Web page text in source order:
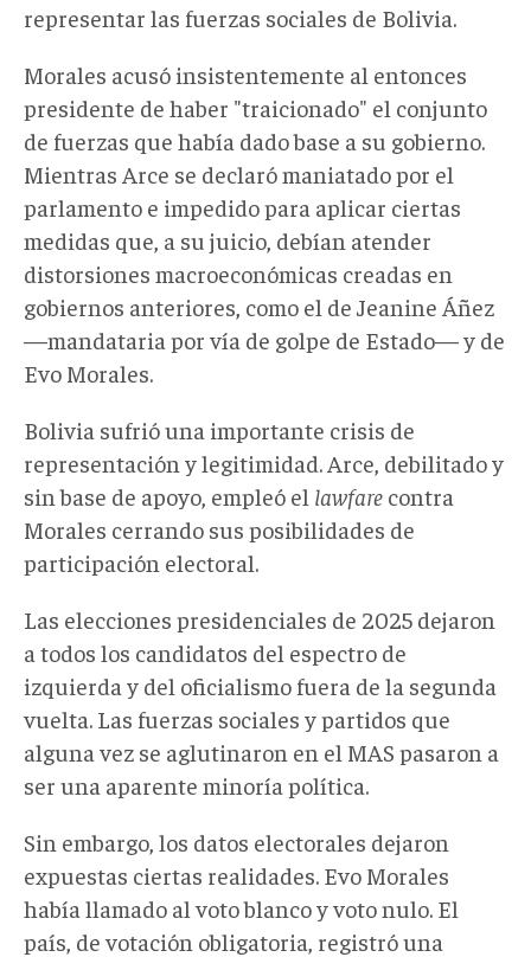
representar las fuerzas sociales de Bolivia.
Morales acusó insistentemente al entonces
presidente de haber "traicionado" el conjunto
de fuerzas que había dado base a su gobierno.
Mientras Arce se declaró maniatado por el
parlamento e impedido para aplicar ciertas
medidas que, a su juicio, debían atender
distorsiones macroeconómicas creadas en
gobiernos anteriores, como el de Jeanine Áñez
—mandataria por vía de golpe de Estado— y de
Evo Morales.
Bolivia sufrió una importante crisis de
representación y legitimidad. Arce, debilitado y
sin base de apoyo, empleó el lawfare contra
Morales cerrando sus posibilidades de
participación electoral.
Las elecciones presidenciales de 2025 dejaron
a todos los candidatos del espectro de
izquierda y del oficialismo fuera de la segunda
vuelta. Las fuerzas sociales y partidos que
alguna vez se aglutinaron en el MAS pasaron a
ser una aparente minoría política.
Sin embargo, los datos electorales dejaron
expuestas ciertas realidades. Evo Morales
había llamado al voto blanco y voto nulo. El
país, de votación obligatoria, registró una